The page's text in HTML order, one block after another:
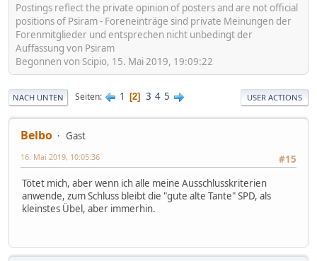
Postings reflect the private opinion of posters and are not official
positions of Psiram - Foreneinträge sind private Meinungen der
Forenmitglieder und entsprechen nicht unbedingt der
Auffassung von Psiram
Begonnen von Scipio, 15. Mai 2019, 19:09:22
NACH UNTEN Seiten 1 2 3 4 5 USER ACTIONS
Belbo
Gast
#15
16. Mai 2019, 10:05:36
Tötet mich, aber wenn ich alle meine Ausschlusskriterien
anwende, zum Schluss bleibt die "gute alte Tante" SPD, als
kleinstes Übel, aber immerhin.